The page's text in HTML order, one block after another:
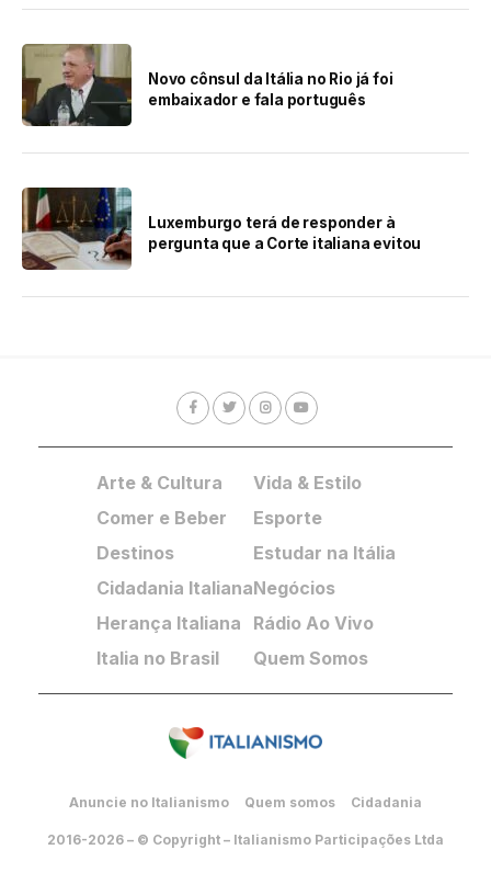
Novo cônsul da Itália no Rio já foi
embaixador e fala português
Luxemburgo terá de responder à
pergunta que a Corte italiana evitou
Arte & Cultura
Comer e Beber
Destinos
Cidadania Italiana
Herança Italiana
Italia no Brasil
Vida & Estilo
Esporte
Estudar na Itália
Negócios
Rádio Ao Vivo
Quem Somos
Anuncie no Italianismo Quem somos Cidadania
2016-2026 – © Copyright – Italianismo Participações Ltda